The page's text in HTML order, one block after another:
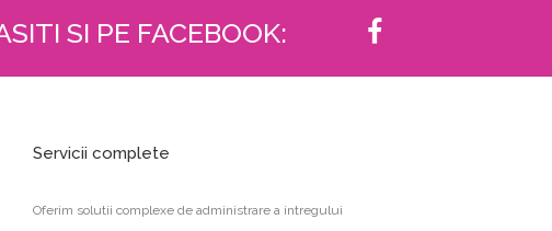
SI PE FACEBOOK:
Servicii complete
Oferim solutii complexe de administrare a intregului